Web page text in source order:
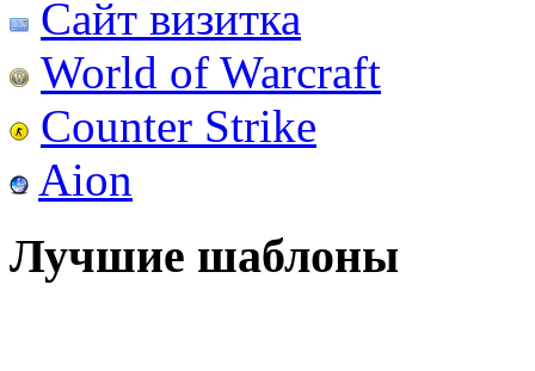
Сайт визитка
World of Warcraft
Counter Strike
Aion
Лучшие шаблоны